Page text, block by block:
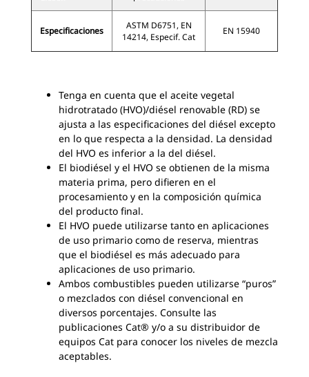
Especificaciones
ASTM D6751, EN
14214, Especif. Cat
EN 15940
Tenga en cuenta que el aceite vegetal
hidrotratado (HVO)/diésel renovable (RD) se
ajusta a las especificaciones del diésel excepto
en lo que respecta a la densidad. La densidad
del HVO es inferior a la del diésel.
El biodiésel y el HVO se obtienen de la misma
materia prima, pero difieren en el
procesamiento y en la composición química
del producto final.
El HVO puede utilizarse tanto en aplicaciones
de uso primario como de reserva, mientras
que el biodiésel es más adecuado para
aplicaciones de uso primario.
Ambos combustibles pueden utilizarse “puros”
o mezclados con diésel convencional en
diversos porcentajes. Consulte las
publicaciones Cat® y/o a su distribuidor de
equipos Cat para conocer los niveles de mezcla
aceptables.